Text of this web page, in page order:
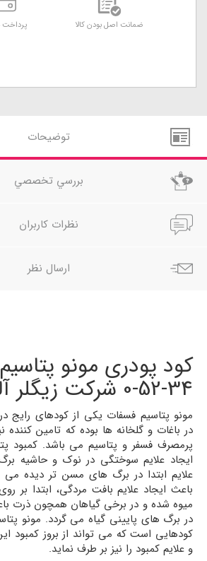
ضمانت اصل بودن کالا
توضيحات
بررسي تخصصي
نظرات کاربران
ارسال نظر
کود پودری مونو
34-52-0 شرکت زیگلر آلمان
مونو پتاسیم فسفات یکی از کودهای
در باغات و گلخانه ها بوده که تامین کننده
پرمصرف فسفر و پتاسیم می باشد. کمبود
ایجاد علایم سوختگی در نوک و حاشیه
علایم ابتدا در برگ های مسن تر دیده می
باعث ایجاد علایم بافت مردگی، ابتدا
میوه شده و در برخی گیاهان همچون ذرت
در برگ های پایینی گیاه می گردد. مونو
کودهایی است که می تواند از بروز کمبود
و علایم کمبود را نیز بر طرف نماید.